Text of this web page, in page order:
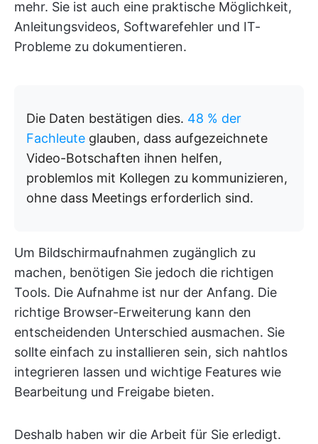
mehr. Sie ist auch eine praktische Möglichkeit,
Anleitungsvideos, Softwarefehler und IT-
Probleme zu dokumentieren.
Die Daten bestätigen dies. 48 % der
Fachleute glauben, dass aufgezeichnete
Video-Botschaften ihnen helfen,
problemlos mit Kollegen zu kommunizieren,
ohne dass Meetings erforderlich sind.
Um Bildschirmaufnahmen zugänglich zu
machen, benötigen Sie jedoch die richtigen
Tools. Die Aufnahme ist nur der Anfang. Die
richtige Browser-Erweiterung kann den
entscheidenden Unterschied ausmachen. Sie
sollte einfach zu installieren sein, sich nahtlos
integrieren lassen und wichtige Features wie
Bearbeitung und Freigabe bieten.
Deshalb haben wir die Arbeit für Sie erledigt.